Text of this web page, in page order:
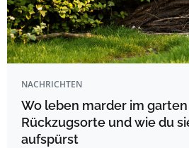
NACHRICHTEN
Wo leben marder im
Rückzugsorte und wie du
aufspürst